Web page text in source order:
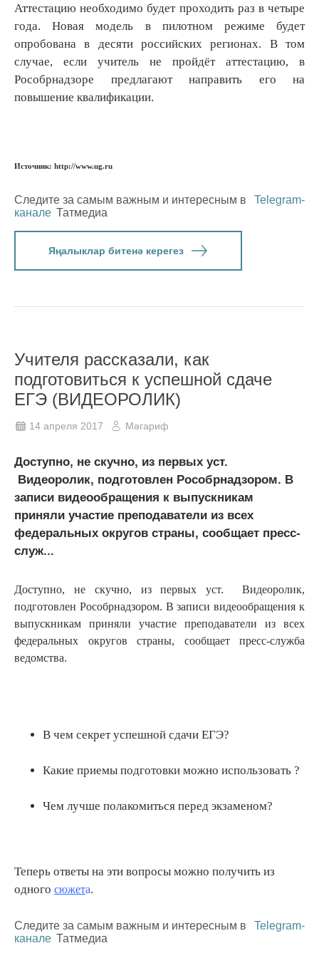
Аттестацию необходимо будет проходить раз в четыре
года. Новая модель в пилотном режиме будет
опробована в десяти российских регионах. В том
случае, если учитель не пройдёт аттестацию, в
Рособрнадзоре предлагают направить его на
повышение квалификации.
Источник: http://www.ug.ru
Следите за самым важным и интересным в
Telegram-
канале Татмедиа
Яңалыклар битенә керегез
Учителя рассказали, как
подготовиться к успешной сдаче
ЕГЭ (ВИДЕОРОЛИК)
14 апреля 2017 Мәгариф
Доступно, не скучно, из первых уст.
Видеоролик, подготовлен Рособрнадзором. В
записи видеообращения к выпускникам
приняли участие преподаватели из всех
федеральных округов страны, сообщает пресс-
служ...
Доступно, не скучно, из первых уст. Видеоролик,
подготовлен Рособрнадзором. В записи видеообращения к
выпускникам приняли участие преподаватели из всех
федеральных округов страны, сообщает пресс-служба
ведомства.
В чем секрет успешной сдачи ЕГЭ?
Какие приемы подготовки можно использовать ?
Чем лучше полакомиться перед экзаменом?
Теперь ответы на эти вопросы можно получить из
одного сюжета.
Следите за самым важным и интересным в
Telegram-
канале Татмедиа